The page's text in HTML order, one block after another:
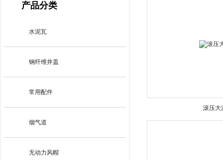
产品分类
水泥瓦
钢纤维井盖
常用配件
烟气道
无动力风帽
滚压大